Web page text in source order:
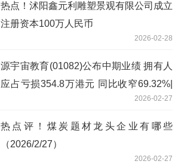
热点！沭阳鑫元利雕塑景观有限公司成立
注册资本100万人民币
2026-02-28
源宇宙教育(01082)公布中期业绩 拥有人
应占亏损354.8万港元 同比收窄69.32%|
2026-02-27
热点评！煤炭题材龙头企业有哪些
（2026/2/27）
2026-02-27